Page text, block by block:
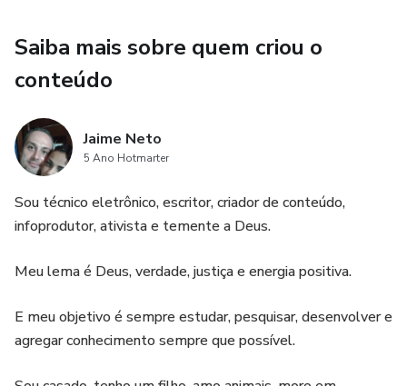
Saiba mais sobre quem criou o
conteúdo
Jaime Neto
5 Ano Hotmarter
Sou técnico eletrônico, escritor, criador de conteúdo,
infoprodutor, ativista e temente a Deus.
Meu lema é Deus, verdade, justiça e energia positiva.
E meu objetivo é sempre estudar, pesquisar, desenvolver e
agregar conhecimento sempre que possível.